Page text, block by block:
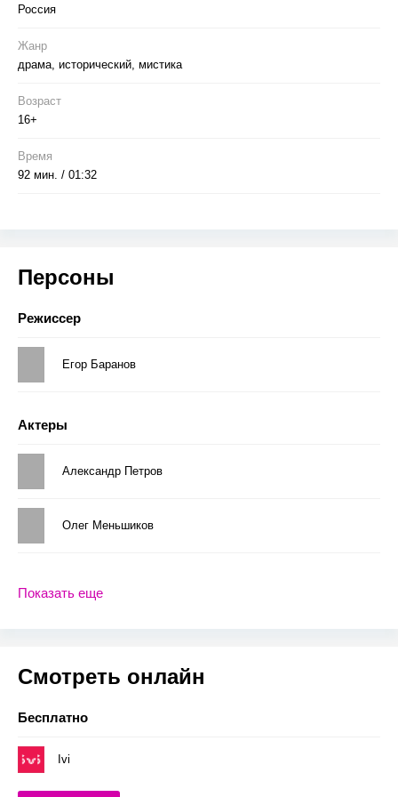
Россия
Жанр
драма, исторический, мистика
Возраст
16+
Время
92 мин. / 01:32
Персоны
Режиссер
Егор Баранов
Актеры
Александр Петров
Олег Меньшиков
Показать еще
Смотреть онлайн
Бесплатно
Ivi